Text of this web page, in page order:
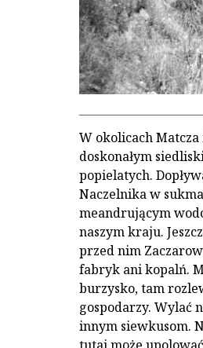
W okolicach
doskonałym
popielatych.
Naczelnika w
meandrującym
naszym kraju.
przed nim
fabryk ani kopalń.
burzysko, tam
gospodarzy. Wylać
innym siewkusom.